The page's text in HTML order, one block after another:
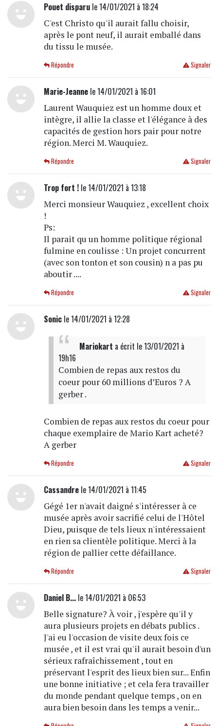
Pouet disparule 14/01/2021 à 18:24
C'est Christo qu'il aurait fallu choisir,
après le pont neuf, il aurait emballé dans
du tissu le musée.
Signaler
Répondre
Marie-Jeannele 14/01/2021 à 16:01
Laurent Wauquiez est un homme doux et
intègre, il allie la classe et l'élégance à des
capacités de gestion hors pair pour notre
région. Merci M. Wauquiez.
Signaler
Répondre
Trop fort !le 14/01/2021 à 13:18
Merci monsieur Wauquiez , excellent choix
!
Ps:
Il parait qu un homme politique régional
fulmine en coulisse : Un projet concurrent
(avec son tonton et son cousin) n a pas pu
aboutir ....
Signaler
Répondre
Sonicle 14/01/2021 à 12:28
Mariokart a écrit le 13/01/2021 à
19h16
Combien de repas aux restos du
coeur pour 60 millions d’Euros ? A
gerber .
Combien de repas aux restos du coeur pour
chaque exemplaire de Mario Kart acheté?
A gerber
Signaler
Répondre
Cassandrele 14/01/2021 à 11:45
Gégé 1er n'avait daigné s'intéresser à ce
musée après avoir sacrifié celui de l'Hôtel
Dieu, puisque de tels lieux n'intéressaient
en rien sa clientèle politique. Merci à la
région de pallier cette défaillance.
Signaler
Répondre
Daniel B...le 14/01/2021 à 06:53
Belle signature? À voir , j'espère qu'il y
aura plusieurs projets en débats publics .
J'ai eu l'occasion de visite deux fois ce
musée , et il est vrai qu'il aurait besoin d'un
sérieux rafraîchissement , tout en
préservant l'esprit des lieux bien sur... Enfin
une bonne initiative ; et cela fera travailler
du monde pendant quelque temps , on en
aura bien besoin dans les temps a venir...